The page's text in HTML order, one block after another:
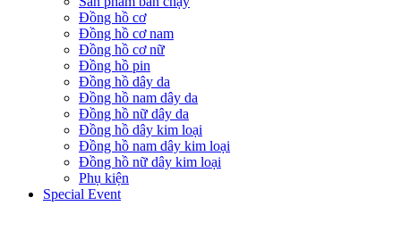
Đồng hồ cơ
Đồng hồ cơ nam
Đồng hồ cơ nữ
Đồng hồ pin
Đồng hồ dây da
Đồng hồ nam dây da
Đồng hồ nữ dây da
Đồng hồ dây kim loại
Đồng hồ nam dây kim loại
Đồng hồ nữ dây kim loại
Phụ kiện
Special Event